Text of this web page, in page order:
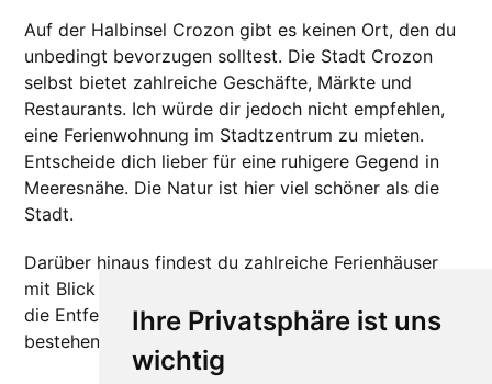
Ihre Privatsphäre ist uns
wichtig
Auf der Halbinsel Crozon gibt es keinen Ort, den du
unbedingt bevorzugen solltest. Die Stadt Crozon
selbst bietet zahlreiche Geschäfte, Märkte und
Restaurants. Ich würde dir jedoch nicht empfehlen,
eine Ferienwohnung im Stadtzentrum zu mieten.
Entscheide dich lieber für eine ruhigere Gegend in
Meeresnähe. Die Natur ist hier viel schöner als die
Stadt.
Darüber hinaus findest du zahlreiche Ferienhäuser
mit Blick auf das Meer. Überprüfe jedoch unbedingt
die Entfernung zum Strand. Einige Abschnitte
bestehen aus Klippen ohne Zugang zum Meer.